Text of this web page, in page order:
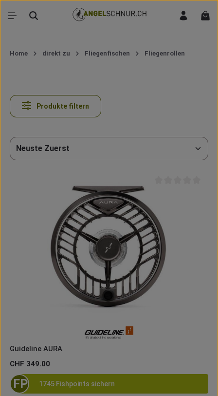
Zum Hauptinhalt springen
Home direkt zu Fliegenfischen Fliegenrollen
Produkte filtern
Guideline AURA
Regulärer Preis:
CHF 349.00
FP 1745 Fishpoints sichern